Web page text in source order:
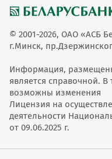
© 2001-2026, ОАО «АСБ
г.Минск,
Информация,
является справочной. В
возможны изменения
Лицензия на
деятельности
от 09.06.2025 г.